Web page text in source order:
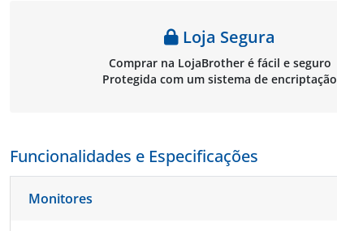
Loja Segura
Comprar na LojaBrother é fácil e seguro
Protegida com um sistema de encriptação
Funcionalidades e Especificações
Monitores